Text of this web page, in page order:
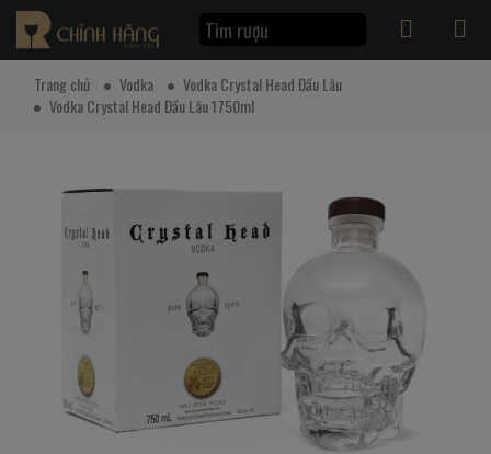
Trang chủ Vodka
Vodka Crystal Head Đầu Lâu
Vodka Crystal Head Đầu Lâu 1750ml